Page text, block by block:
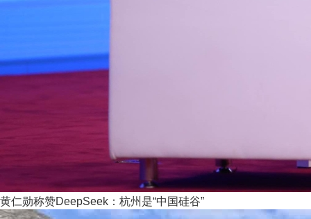
黄仁勋称赞DeepSeek：杭州是“中国硅谷”